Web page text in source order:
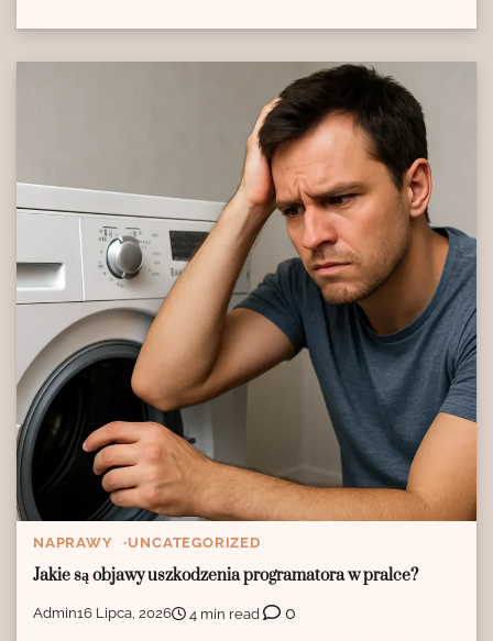
NAPRAWY UNCATEGORIZED
Jakie są objawy uszkodzenia programatora w pralce?
Admin16 Lipca, 2026 4 min read 0